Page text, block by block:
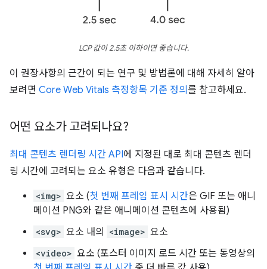
LCP 값이 2.5초 이하이면 좋습니다.
이 권장사항의 근간이 되는 연구 및 방법론에 대해 자세히 알아
보려면 Core Web Vitals 측정항목 기준 정의 를 참고하세요.
어떤 요소가 고려되나요?
최대 콘텐츠 렌더링 시간 API에 지정된 대로 최대 콘텐츠 렌더
링 시간에 고려되는 요소 유형은 다음과 같습니다.
<img> 요소 (첫 번째 프레임 표시 시간은 GIF 또는 애니
메이션 PNG와 같은 애니메이션 콘텐츠에 사용됨)
<svg> 요소 내의 <image> 요소
<video> 요소 (포스터 이미지 로드 시간 또는 동영상의